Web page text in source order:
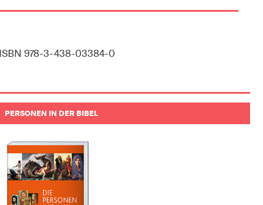
ohne deren Kenntnis der Zusammenhang
Situation in Deutschland und Europa wird
den Blick genommen.
978-3-438-03384-0
PERSONEN IN DER BIBEL